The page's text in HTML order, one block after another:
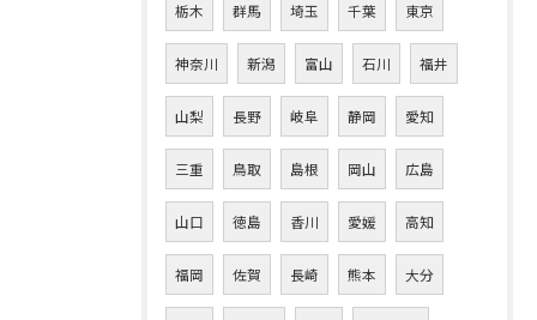
栃木 群馬 埼玉 千葉 東京
神奈川 新潟 富山 石川 福井
山梨 長野 岐阜 静岡 愛知
三重 鳥取 島根 岡山 広島
山口 徳島 香川 愛媛 高知
福岡 佐賀 長崎 熊本 大分